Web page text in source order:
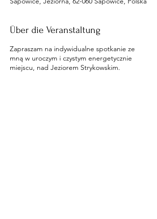
Über die Veranstaltung
Zapraszam na indywidualne spotkanie ze
mną w uroczym i czystym energetycznie
miejscu, nad Jeziorem Strykowskim.